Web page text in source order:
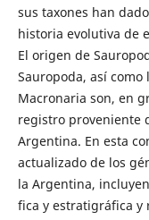
sus taxones han
historia evolutiva de
El origen de
Sauropoda, así
Macronaria son, en
registro proveniente
Argentina. En esta
actualizado de los
la Argentina,
fica y estratigráfica y